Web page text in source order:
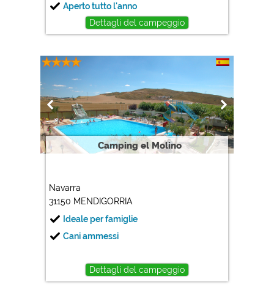
Aperto tutto l'anno
Dettagli del campeggio
Camping el Molino
Navarra
31150 MENDIGORRIA
Ideale per famiglie
Cani ammessi
Dettagli del campeggio